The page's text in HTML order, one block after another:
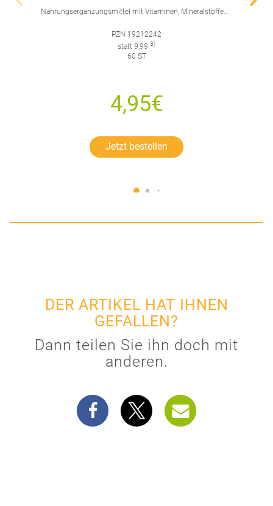
Nahrungsergänzungsmittel mit Vitaminen, Mineralstoffen, Spurenelementen und Lutein.
PZN 19212242
statt 9,99 3)
60 ST
4,95€
Jetzt bestellen
DER ARTIKEL HAT IHNEN
GEFALLEN?
Dann teilen Sie ihn doch mit
anderen.